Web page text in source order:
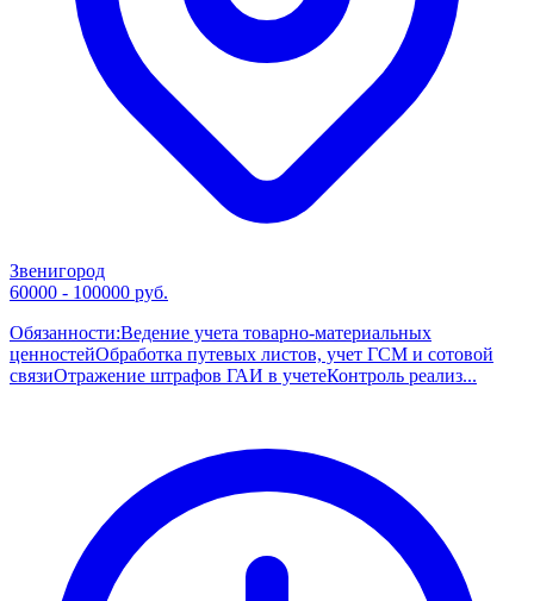
Звенигород
60000 - 100000 руб.
Обязанности:Ведение учета товарно-материальных
ценностейОбработка путевых листов, учет ГСМ и сотовой
связиОтражение штрафов ГАИ в учетеКонтроль реализ...